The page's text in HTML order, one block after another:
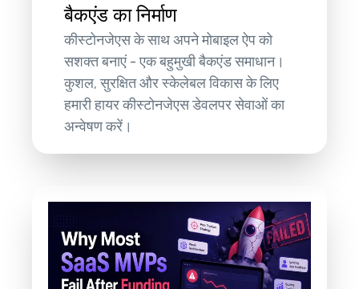
बैकएंड का निर्माण
कीस्टोनजेएस के साथ अपने मोबाइल ऐप को
सशक्त बनाएं - एक बहुमुखी बैकएंड समाधान।
कुशल, सुरक्षित और स्केलेबल विकास के लिए
हमारी हायर कीस्टोनजेएस डेवलपर सेवाओं का
अन्वेषण करें।